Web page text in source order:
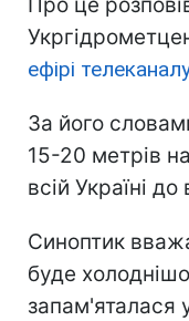
Про це
ефірі
За його
15-20 метрів
всій Україні до
Синоптик
буде
запам'яталася